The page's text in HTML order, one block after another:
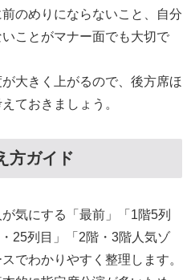
のめりにならないこと、自分
ことがマナー面でも大切で
大きく上がるので、後方席ほ
ておきましょう。
方ガイド
気にする「最前」「1階5列
25列目」「2階・3階人気ゾ
でわかりやすく整理します。